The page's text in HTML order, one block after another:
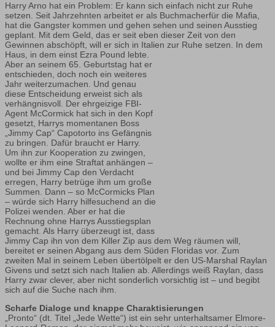
Harry Arno hat ein Problem: Er kann sich einfach nicht zur Ruhe
setzen. Seit Jahrzehnten arbeitet er als Buchmacherfür die Mafia,
hat die Gangster kommen und gehen sehen und seinen Ausstieg
geplant. Mit dem Geld, das er seit eben dieser Zeit von den
Gewinnen abschöpft, will er sich in Italien zur Ruhe setzen. In dem
Haus, in dem einst Ezra Pound lebte.
Aber an seinem 65. Geburtstag hat er
entschieden, doch noch ein weiteres
Jahr weiterzumachen. Und genau
diese Entscheidung erweist sich als
verhängnisvoll. Der ehrgeizige FBI-
Agent McCormick hat sich in den Kopf
gesetzt, Harrys momentanen Boss
„Jimmy Cap“ Capotorto ins Gefängnis
zu bringen. Dafür braucht er Harry.
Um ihn zur Kooperation zu zwingen,
wollte er ihm eine Straftat anhängen –
und bei Jimmy Cap den Verdacht
erregen, Harry betrüge ihm um große
Summen. Dann – so McCormicks Plan
– würde sich Harry hilfesuchend an die
Polizei wenden. Aber er hat die
Rechnung ohne Harrys Ausstiegsplan
gemacht. Als Harry überzeugt ist, dass
Jimmy Cap ihn von dem Killer Zip aus dem Weg räumen will,
bereitet er seinen Abgang aus dem Süden Floridas vor. Zum
zweiten Mal in seinem Leben übertölpelt er den US-Marshal Raylan
Givens und setzt sich nach Italien ab. Allerdings weiß Raylan, dass
Harry zwar clever, aber nicht sonderlich vorsichtig ist – und begibt
sich auf die Suche nach ihm.
Scharfe Dialoge und knappe Charaktisierungen
„Pronto“ (dt. Titel „Jede Wette“) ist ein sehr unterhaltsamer Elmore-